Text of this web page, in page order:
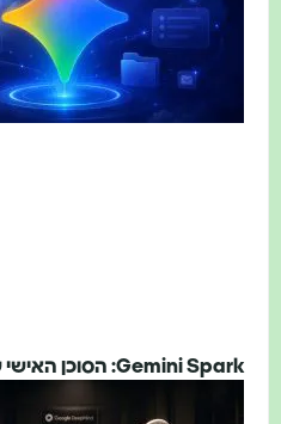
Gemini Spark: הסוכן האישי של גוגל שרץ בענן 24/7